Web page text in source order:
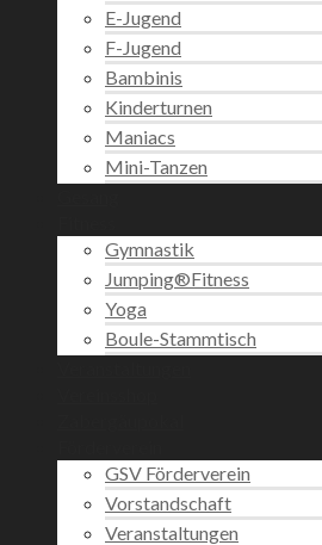
E-Jugend
F-Jugend
Bambinis
Kinderturnen
Maniacs
Mini-Tanzen
Gymnastik
Jumping®Fitness
Yoga
Boule-Stammtisch
GSV Förderverein
Vorstandschaft
Veranstaltungen